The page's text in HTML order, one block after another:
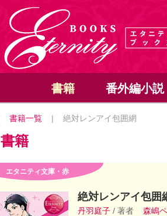
書籍 番外編小説
書籍一覧 | 絶対レンアイ包囲網
書籍
エタニティ文庫・赤
絶対レンアイ包囲
丹羽庭子 / 著者 森嶋